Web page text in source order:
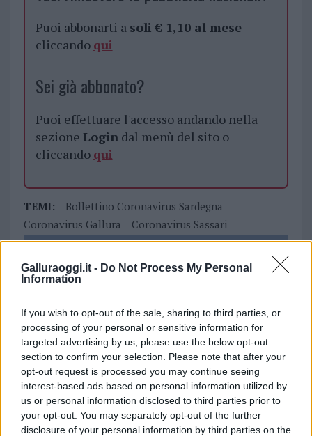
Galluraoggi.it - Do Not Process My Personal
Information
If you wish to opt-out of the sale, sharing to third parties, or
processing of your personal or sensitive information for
targeted advertising by us, please use the below opt-out
section to confirm your selection. Please note that after your
opt-out request is processed you may continue seeing
interest-based ads based on personal information utilized by
us or personal information disclosed to third parties prior to
your opt-out. You may separately opt-out of the further
disclosure of your personal information by third parties on the
Puoi abbonarti a soli € 1,10 al mese
cliccando qui
Sei già abbonato?
Puoi effettuare l'accesso andando nella
sezione Logindal menù del sito o
cliccando qui
TEMI:
Bollettino Coronavirus Sardegna
Coronavirus Gallura
Coronavirus Sassari
Entra nel canale telegram di
Inviaci le tue segnalazioni,
i tuoi video e le tue foto
Su WhatsApp al numero +39
345 356 7512